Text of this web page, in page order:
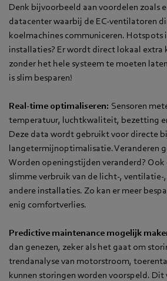
Denk bijvoorbeeld aan voordelen zoals
datacenter waarbij de EC-ventilatoren
koelmachines communiceren. Hotspots
installaties? Er wordt direct lokaal extra
zonder het hele systeem te moeten
is slim besparen!
Real-time optimaliseren: Sensoren
temperatuur, luchtkwaliteit, bezetting
Deze data wordt gebruikt voor directe
langetermijnoptimalisatie. Veranderen
Worden openingstijden veranderd?
slimme verbruik van de licht-, ventilatie-
andere installaties. Zo kan er meer
enig comfortverlies.
Predictive maintenance mogelijk
dan genezen, zeker als het gaat om
trendanalyse van motorstroom,
kunnen storingen worden voorspeld.